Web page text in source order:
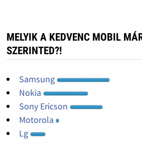
MELYIK A KEDVENC MOBIL
SZERINTED?!
Samsung
Nokia
Sony Ericson
Motorola
Lg